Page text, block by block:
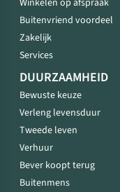
Winkelen op afspraak
Buitenvriend voordeel
Zakelijk
Services
DUURZAAMHEID
Bewuste keuze
Verleng levensduur
Tweede leven
Verhuur
Bever koopt terug
Buitenmens